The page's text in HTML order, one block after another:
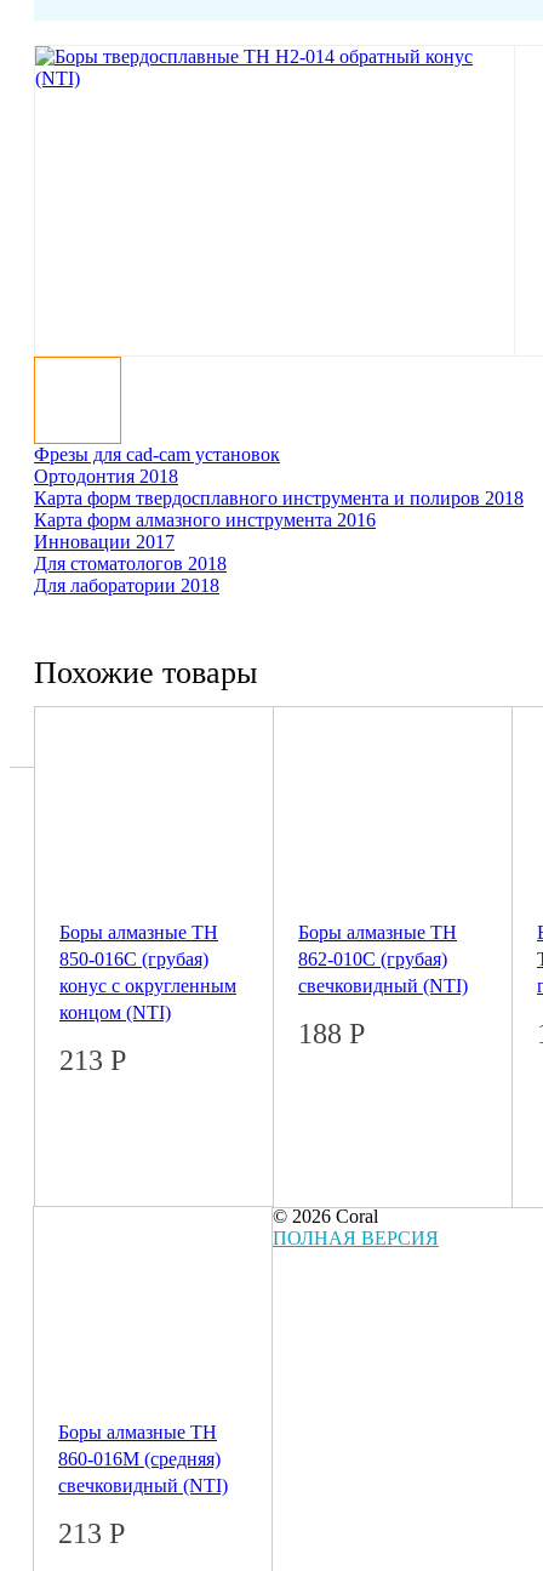
Фрезы для cad-cam установок
Ортодонтия 2018
Карта форм твер­до­сплав­ного инст­ру­мента и полиров 2018
Карта форм ал­маз­ного инст­ру­мента 2016
Инновации 2017
Для сто­ма­то­логов 2018
Для ла­бо­ра­тории 2018
Похожие товары
Боры алмазные ТН
850-016C (грубая)
конус с округленным
концом (NTI)
213 Р
Боры алмазные ТН
862-010C (грубая)
свечковидный (NTI)
188 Р
Боры алмазные ТН
860-016M (средняя)
свечковидный (NTI)
213 Р
© 2026 Coral
ПОЛНАЯ ВЕРСИЯ